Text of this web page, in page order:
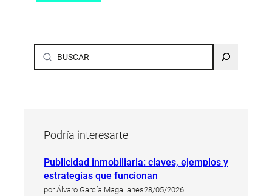
Podría interesarte
Publicidad inmobiliaria: claves, ejemplos y
estrategias que funcionan
por Álvaro García Magallanes28/05/2026